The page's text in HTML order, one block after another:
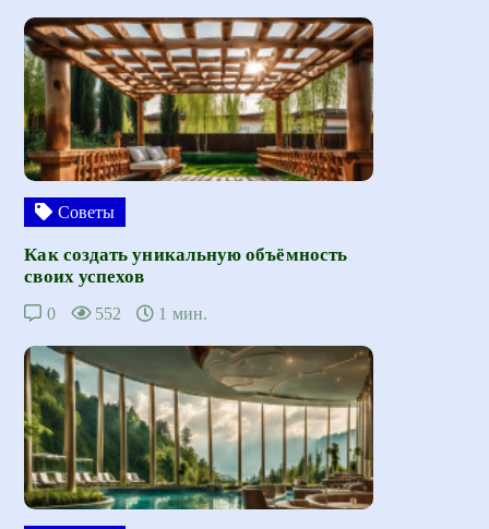
Советы
Как создать уникальную объёмность
своих успехов
0 552 1 мин.